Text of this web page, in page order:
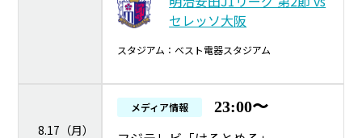
セレッソ大阪
スタジアム：ベスト電器スタジアム
8.17（月）
メディア情報 23:00〜